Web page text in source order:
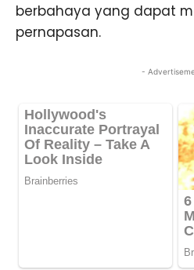
berbahaya yang dapat
pernapasan.
-